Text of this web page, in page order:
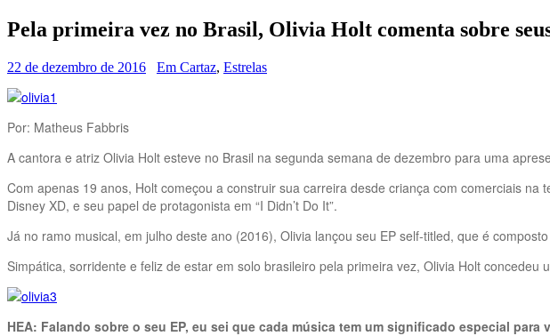
Pela primeira vez no Brasil, Olivia Holt comenta sobre
22 de dezembro de 2016 Em Cartaz, Estrelas
Por: Matheus Fabbris
A cantora e atriz Olivia Holt esteve no Brasil na segunda semana de dezembro para uma
Com apenas 19 anos, Holt começou a construir sua carreira desde criança com comerciais na
Disney XD, e seu papel de protagonista em “I Didn’t Do It”.
Já no ramo musical, em julho deste ano (2016), Olivia lançou seu EP self-titled, que é
Simpática, sorridente e feliz de estar em solo brasileiro pela primeira vez, Olivia Holt concedeu
HEA: Falando sobre o seu EP, eu sei que cada música tem um significado especial para